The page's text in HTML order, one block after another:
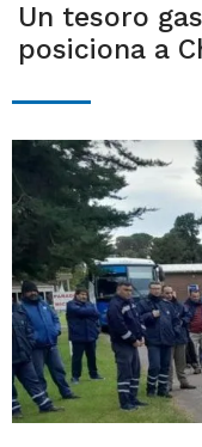
Un tesoro
posiciona a